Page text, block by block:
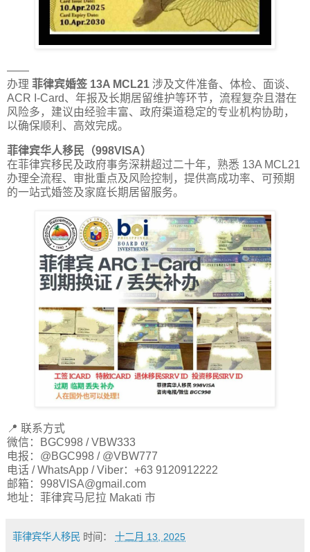
——
办理 菲律宾婚签 13A MCL21 涉及文件准备、体检、面谈、
ACR I-Card、年报及长期居留维护等环节，流程复杂且潜在
风险多，建议由经验丰富、政府渠道稳定的专业机构协助，
以确保顺利、高效完成。
菲律宾华人移民（998VISA）
在菲律宾移民及政府事务深耕超过二十年，熟悉 13A MCL21
办理全流程、审批重点及风险控制，提供高成功率、可预期
的一站式婚签及家庭长期居留服务。
📍 联系方式
微信：BGC998 / VBW333
电报：@BGC998 / @VBW777
电话 / WhatsApp / Viber：+63 9120912222
邮箱： 998VISA@gmail.com
地址：菲律宾马尼拉 Makati 市
菲律宾华人移民 时间： 十二月 13, 2025